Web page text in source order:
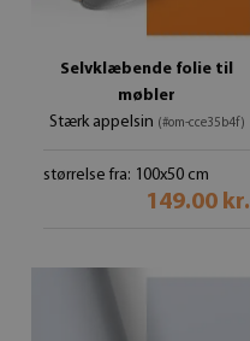
Selvklæbende folie til
møbler
Stærk appelsin (#om-cce35b4f)
størrelse fra: 100x50 cm
149.00 kr.